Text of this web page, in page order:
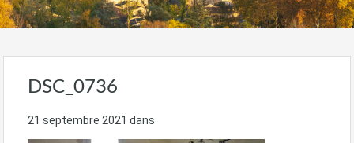
DSC_0736
21 septembre 2021 dans